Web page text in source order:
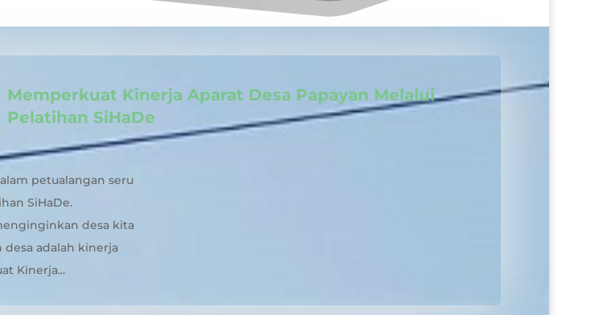
Memperkuat Kinerja Aparat Desa Papayan Melalui
Pelatihan SiHaDe
petualangan seru
SiHaDe.
desa kita
adalah kinerja
Kinerja...